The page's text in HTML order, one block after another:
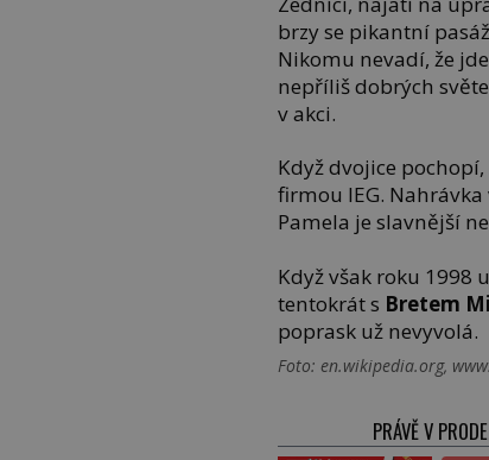
brzy se pikantní
Nikomu nevadí, že
nepříliš dobrých
v akci.
Když dvojice
firmou IEG.
Pamela je slavnější
Když však roku 1998
tentokrát s Bretem
poprask už nevyvolá.
Foto: en.wikipedia.org,
PRÁVĚ V